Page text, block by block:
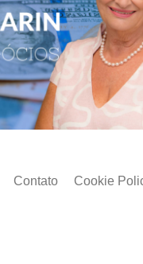
Contato Cookie